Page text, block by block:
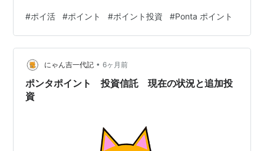
資した。 ｅＭＡＸＩＳ Ｓｌｉｍ 国内債券インデックス
emaxis.am.mufg.jp 日本は利上げ局面でインデックス下
げ続けている。アメリカみたいに銀行が倒産するまで下
げ続けるかな？ここはリターンを狙ってというより、お
もしろ枠で買ってみた…
#ポイ活 #ポイント #ポイント投資 #Ponta ポイント
にゃん吉一代記 • 6ヶ月前
ポンタポイント 投資信託 現在の状況と追加投
資